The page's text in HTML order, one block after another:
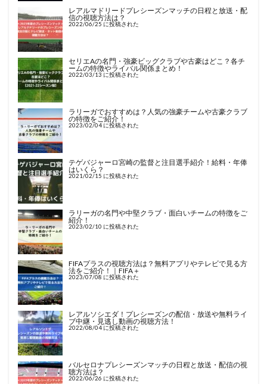
レアルマドリードプレシーズンマッチの日程と放送・配
信の視聴方法は？
2022/06/25 に投稿された
セリエAの名門・強豪ビッグクラブや古豪はどこ？各チ
ームの特徴やライバル関係まとめ！
2022/03/13 に投稿された
ラリーガでおすすめは？人気の強豪チームや古豪クラブ
の特徴をご紹介！
2023/02/04 に投稿された
テゲバジャーロ宮崎の監督と注目選手紹介！給料・年俸
はいくら？
2021/02/15 に投稿された
ラリーガの名門や中堅クラブ・面白いチームの特徴をご
紹介！
2023/02/10 に投稿された
FIFAプラスの視聴方法は？無料アプリやテレビで見る方
法をご紹介！｜FIFA＋
2023/07/08 に投稿された
レアルソシエダ！プレシーズンの配信・放送や無料ライ
ブ中継・見逃し動画の視聴方法！
2022/08/04 に投稿された
バルセロナプレシーズンマッチの日程と放送・配信の視
聴方法は？
2022/06/26 に投稿された